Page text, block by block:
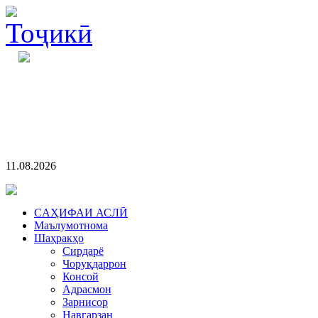
11.08.2026
CАҲИФАИ АСЛӢ
Маълумотнома
Шаҳракҳо
Сирдарё
Чоруқдаррон
Консой
Адрасмон
Зарнисор
Навгарзан